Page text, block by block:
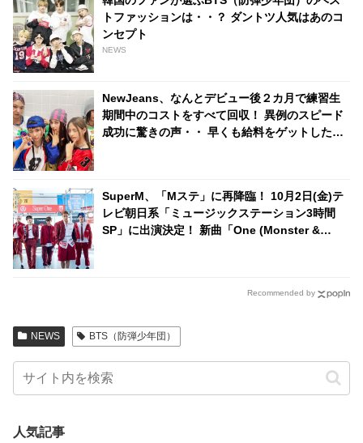
you」まで・・ 公開が待ちきれ
なくなる映像に注目
トファッションは・・？ ダントツ人気はあのコ
ンセプト
NEWS
NewJeans、なんとデビュー後２カ月で練習生
期間中のコストをすべて回収！ 異例のスピード
成功に驚きの声・・ 早くも給料をゲットしたメ
SuperM、「Mステ」に再降臨！ 10月2日(金)テ
レビ朝日系「ミュージックステーション3時間
SP」に出演決定！ 新曲「One (Monster &
Recommended by
NEWS BTS（防弾少年団）
人気記事